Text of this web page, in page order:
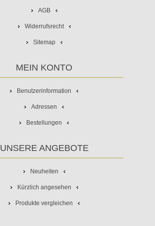
AGB
Widerrufsrecht
Sitemap
MEIN KONTO
Benutzerinformation
Adressen
Bestellungen
UNSERE ANGEBOTE
Neuheiten
Kürzlich angesehen
Produkte vergleichen